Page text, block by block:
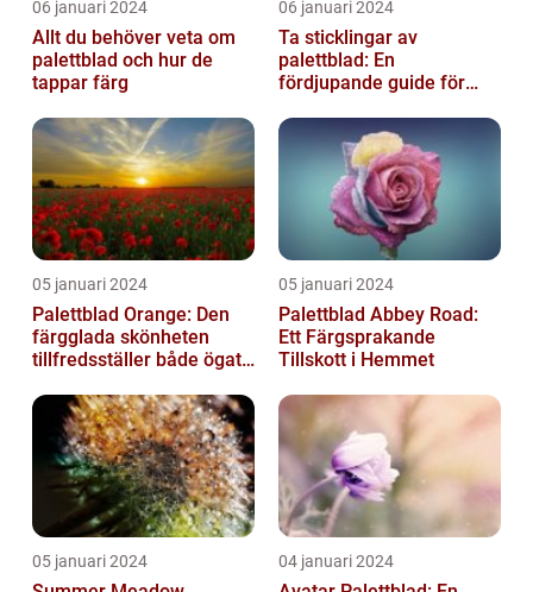
06 januari 2024
Allt du behöver veta om
palettblad och hur de
tappar färg
06 januari 2024
Ta sticklingar av
palettblad: En
fördjupande guide för
05 januari 2024
Palettblad Orange: Den
färgglada skönheten
tillfredsställer både ögat
05 januari 2024
Palettblad Abbey Road:
Ett Färgsprakande
Tillskott i Hemmet
05 januari 2024 04 januari 2024